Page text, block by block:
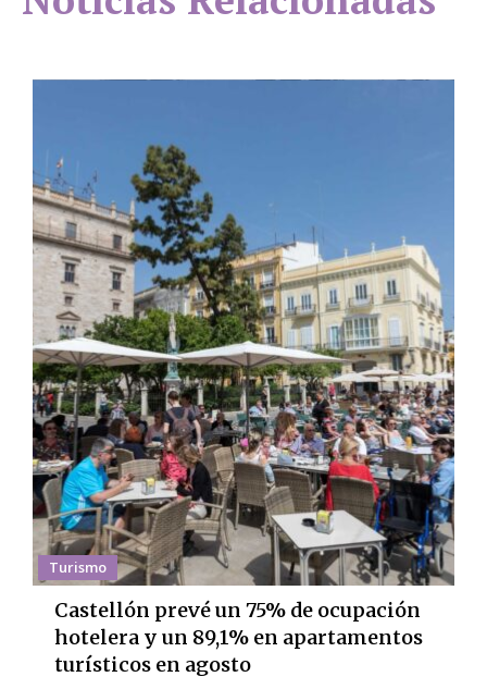
Turismo
Castellón prevé un 75% de ocupación
hotelera y un 89,1% en apartamentos
turísticos en agosto